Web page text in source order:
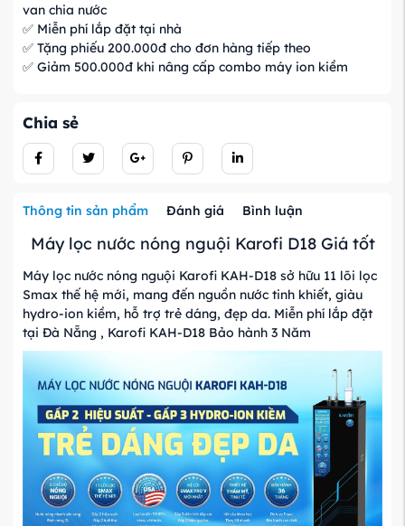
van chia nước
✅ Miễn phí lắp đặt tại nhà
✅ Tặng phiếu 200.000đ cho đơn hàng tiếp theo
✅ Giảm 500.000đ khi nâng cấp combo máy ion kiềm
Chia sẻ
Thông tin sản phẩm Đánh giá Bình luận
Máy lọc nước nóng nguội Karofi D18 Giá tốt
Máy lọc nước nóng nguội Karofi KAH-D18 sở hữu 11 lõi lọc
Smax thế hệ mới, mang đến nguồn nước tinh khiết, giàu
hydro-ion kiềm, hỗ trợ trẻ dáng, đẹp da. Miễn phí lắp đặt
tại Đà Nẵng , Karofi KAH-D18 Bảo hành 3 Năm